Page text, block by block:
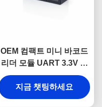
OEM 컴팩트 미니 바코드
리더 모듈 UART 3.3V 전
원 6.8mm 두께
지금 챗팅하세요